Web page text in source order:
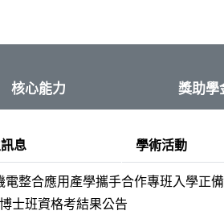
核心能力 獎助學
息 學術活動
電整合應用產學攜手合作專班入學正
士班資格考結果公告